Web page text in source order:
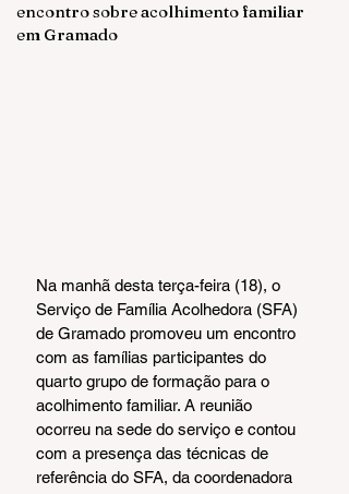
encontro sobre acolhimento familiar
em Gramado
Na manhã desta terça-feira (18), o
Serviço de Família Acolhedora (SFA)
de Gramado promoveu um encontro
com as famílias participantes do
quarto grupo de formação para o
acolhimento familiar. A reunião
ocorreu na sede do serviço e contou
com a presença das técnicas de
referência do SFA, da coordenadora